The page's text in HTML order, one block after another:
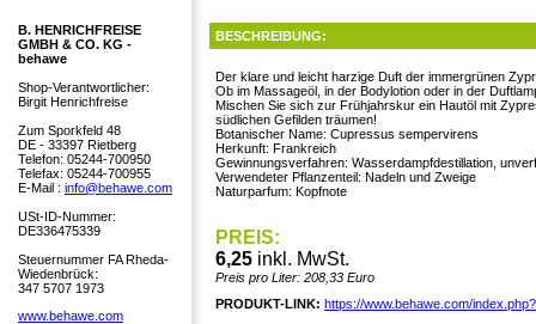
B. HENRICHFREISE
GMBH & CO. KG -
behawe
Shop-Verantwortlicher:
Birgit Henrichfreise
Zum Sporkfeld 48
DE - 33397 Rietberg
Telefon: 05244-700950
Telefax: 05244-700955
E-Mail : info@behawe.com
USt-ID-Nummer:
DE336475339
Steuernummer FA Rheda-
Wiedenbrück:
347 5707 1973
www.behawe.com
BESCHREIBUNG:
Der klare und leicht harzige Duft der immergrünen
Ob im Massageöl, in der Bodylotion oder in der
Mischen Sie sich zur Frühjahrskur ein Hautöl mit
südlichen Gefilden träumen!
Botanischer Name: Cupressus sempervirens
Herkunft: Frankreich
Gewinnungsverfahren: Wasserdampfdestillation,
Verwendeter Pflanzenteil: Nadeln und Zweige
Naturparfum: Kopfnote
PREIS:
6,25 inkl. MwSt.
Preis pro Liter: 208,33 Euro
PRODUKT-LINK: https://www.behawe.com/